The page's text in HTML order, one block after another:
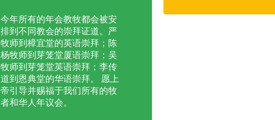
今年所有的年会教牧都会被安
排到不同教会的崇拜证道。严
牧师到樟宜堂的英语崇拜；陈
杨牧师到芽笼堂厦语崇拜；吴
牧师到芽笼堂英语崇拜；李传
道到恩典堂的华语崇拜。 愿上
帝引导并赐福于我们所有的牧
者和华人年议会。